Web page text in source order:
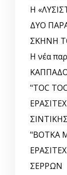
Η
ΔΥΟ
ΣΚΗΝΗ
Η νέα
"TOC
ΣΙΝΤΙΚΗΣ
"ΒΟΤΚΑ
ΣΕΡΡΩΝ